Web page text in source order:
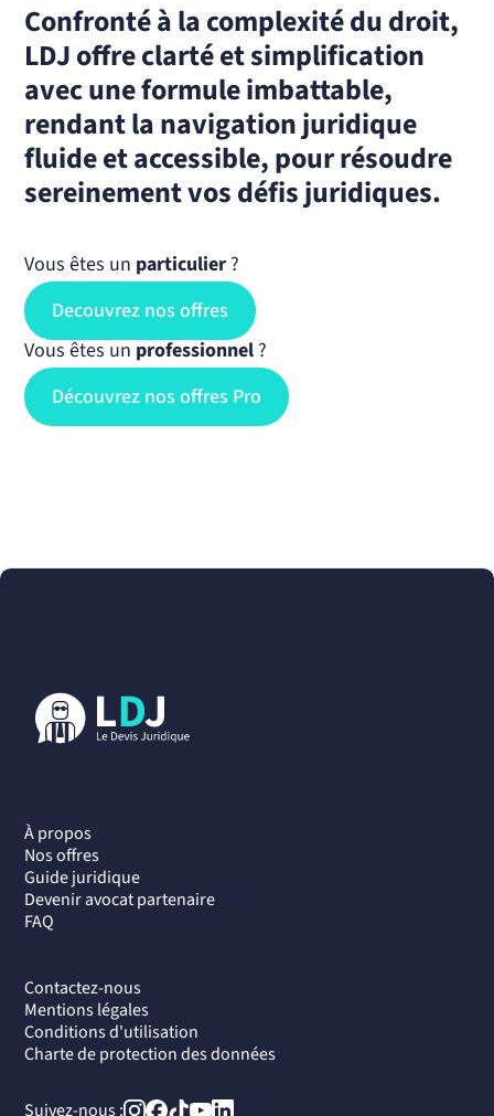
Confronté à la complexité du droit,
LDJ offre clarté et simplification
avec une formule imbattable,
rendant la navigation juridique
fluide et accessible, pour résoudre
sereinement vos défis juridiques.
Vous êtes un particulier ?
Decouvrez nos offres
Vous êtes un professionnel ?
Découvrez nos offres Pro
À propos
Nos offres
Guide juridique
Devenir avocat partenaire
FAQ
Contactez-nous
Mentions légales
Conditions d'utilisation
Charte de protection des données
Suivez-nous :